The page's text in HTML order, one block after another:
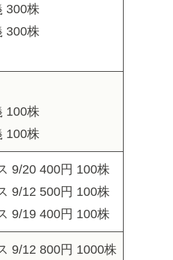
300株
300株
100株
100株
9/20 400円 100株
9/12 500円 100株
9/19 400円 100株
9/12 800円 1000株